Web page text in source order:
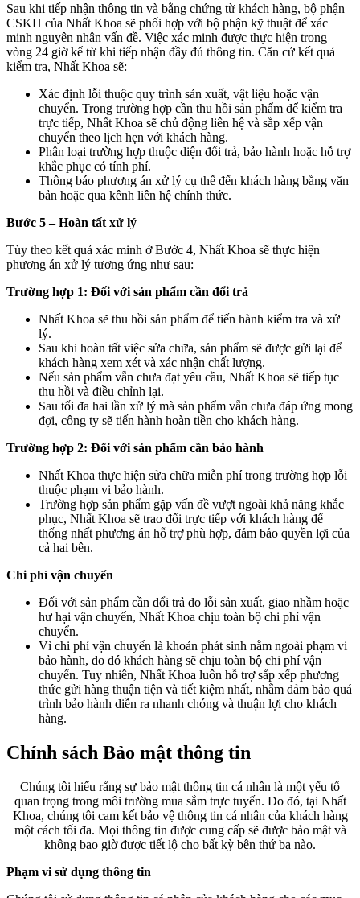
Sau khi tiếp nhận thông tin và bằng chứng từ khách hàng, bộ phận
CSKH của Nhất Khoa sẽ phối hợp với bộ phận kỹ thuật để xác
minh nguyên nhân vấn đề. Việc xác minh được thực hiện trong
vòng 24 giờ kể từ khi tiếp nhận đầy đủ thông tin. Căn cứ kết quả
kiểm tra, Nhất Khoa sẽ:
Xác định lỗi thuộc quy trình sản xuất, vật liệu hoặc vận
chuyển. Trong trường hợp cần thu hồi sản phẩm để kiểm tra
trực tiếp, Nhất Khoa sẽ chủ động liên hệ và sắp xếp vận
chuyển theo lịch hẹn với khách hàng.
Phân loại trường hợp thuộc diện đổi trả, bảo hành hoặc hỗ trợ
khắc phục có tính phí.
Thông báo phương án xử lý cụ thể đến khách hàng bằng văn
bản hoặc qua kênh liên hệ chính thức.
Bước 5 – Hoàn tất xử lý
Tùy theo kết quả xác minh ở Bước 4, Nhất Khoa sẽ thực hiện
phương án xử lý tương ứng như sau:
Trường hợp 1: Đối với sản phẩm cần đổi trả
Nhất Khoa sẽ thu hồi sản phẩm để tiến hành kiểm tra và xử
lý.
Sau khi hoàn tất việc sửa chữa, sản phẩm sẽ được gửi lại để
khách hàng xem xét và xác nhận chất lượng.
Nếu sản phẩm vẫn chưa đạt yêu cầu, Nhất Khoa sẽ tiếp tục
thu hồi và điều chỉnh lại.
Sau tối đa hai lần xử lý mà sản phẩm vẫn chưa đáp ứng mong
đợi, công ty sẽ tiến hành hoàn tiền cho khách hàng.
Trường hợp 2: Đối với sản phẩm cần bảo hành
Nhất Khoa thực hiện sửa chữa miễn phí trong trường hợp lỗi
thuộc phạm vi bảo hành.
Trường hợp sản phẩm gặp vấn đề vượt ngoài khả năng khắc
phục, Nhất Khoa sẽ trao đổi trực tiếp với khách hàng để
thống nhất phương án hỗ trợ phù hợp, đảm bảo quyền lợi của
cả hai bên.
Chi phí vận chuyển
Đối với sản phẩm cần đổi trả do lỗi sản xuất, giao nhầm hoặc
hư hại vận chuyển, Nhất Khoa chịu toàn bộ chi phí vận
chuyển.
Vì chi phí vận chuyển là khoản phát sinh nằm ngoài phạm vi
bảo hành, do đó khách hàng sẽ chịu toàn bộ chi phí vận
chuyển. Tuy nhiên, Nhất Khoa luôn hỗ trợ sắp xếp phương
thức gửi hàng thuận tiện và tiết kiệm nhất, nhằm đảm bảo quá
trình bảo hành diễn ra nhanh chóng và thuận lợi cho khách
hàng.
Chính sách Bảo mật thông tin
Chúng tôi hiểu rằng sự bảo mật thông tin cá nhân là một yếu tố
quan trọng trong môi trường mua sắm trực tuyến. Do đó, tại Nhất
Khoa, chúng tôi cam kết bảo vệ thông tin cá nhân của khách hàng
một cách tối đa. Mọi thông tin được cung cấp sẽ được bảo mật và
không bao giờ được tiết lộ cho bất kỳ bên thứ ba nào.
Phạm vi sử dụng thông tin